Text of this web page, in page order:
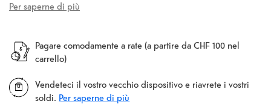
Per saperne di più
Pagare comodamente a rate (a partire da CHF 100 nel
carrello)
Vendeteci il vostro vecchio dispositivo e riavrete i vostri
soldi. Per saperne di più